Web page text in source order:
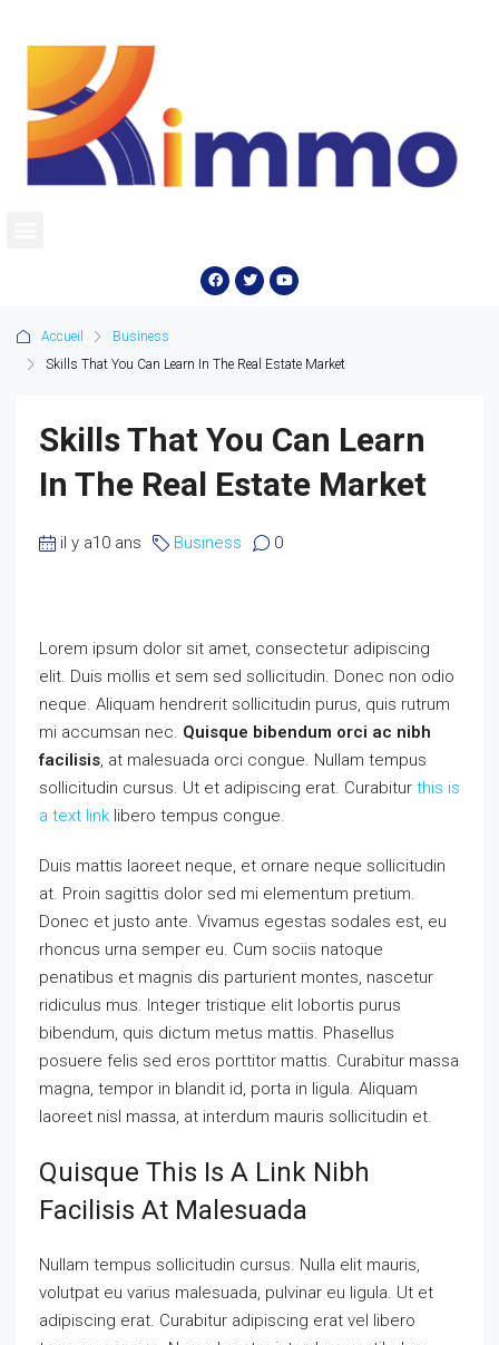
Accueil
Business
Skills That You Can Learn In The Real Estate Market
Skills That You Can Learn
In The Real Estate Market
il y a10 ans Business 0
Lorem ipsum dolor sit amet, consectetur adipiscing
elit. Duis mollis et sem sed sollicitudin. Donec non odio
neque. Aliquam hendrerit sollicitudin purus, quis rutrum
mi accumsan nec. Quisque bibendum orci ac nibh
facilisis, at malesuada orci congue. Nullam tempus
sollicitudin cursus. Ut et adipiscing erat. Curabitur this is
a text link libero tempus congue.
Duis mattis laoreet neque, et ornare neque sollicitudin
at. Proin sagittis dolor sed mi elementum pretium.
Donec et justo ante. Vivamus egestas sodales est, eu
rhoncus urna semper eu. Cum sociis natoque
penatibus et magnis dis parturient montes, nascetur
ridiculus mus. Integer tristique elit lobortis purus
bibendum, quis dictum metus mattis. Phasellus
posuere felis sed eros porttitor mattis. Curabitur massa
magna, tempor in blandit id, porta in ligula. Aliquam
laoreet nisl massa, at interdum mauris sollicitudin et.
Quisque This Is A Link Nibh
Facilisis At Malesuada
Nullam tempus sollicitudin cursus. Nulla elit mauris,
volutpat eu varius malesuada, pulvinar eu ligula. Ut et
adipiscing erat. Curabitur adipiscing erat vel libero